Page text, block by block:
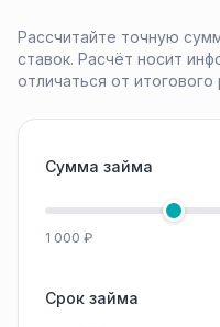
Рассчитайте точную
ставок. Расчёт носит
отличаться от
Сумма займа
1 000 ₽
Срок займа